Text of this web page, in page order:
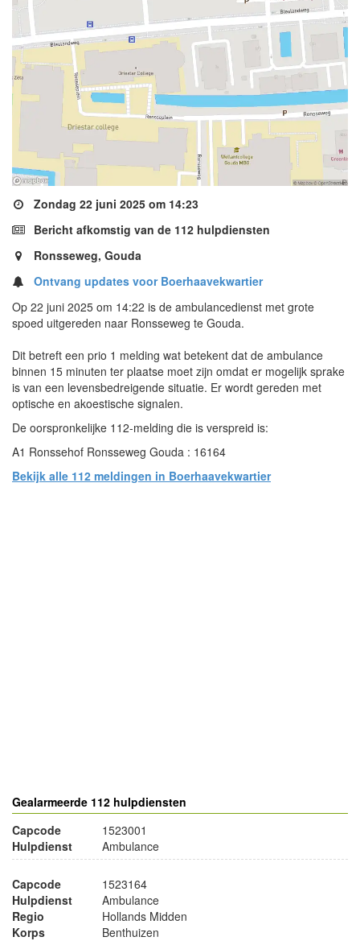
Zondag 22 juni 2025 om 14:23
Bericht afkomstig van de 112 hulpdiensten
Ronsseweg, Gouda
Ontvang updates voor Boerhaavekwartier
Op 22 juni 2025 om 14:22 is de ambulancedienst met grote
spoed uitgereden naar Ronsseweg te Gouda.
Dit betreft een prio 1 melding wat betekent dat de ambulance
binnen 15 minuten ter plaatse moet zijn omdat er mogelijk sprake
is van een levensbedreigende situatie. Er wordt gereden met
optische en akoestische signalen.
De oorspronkelijke 112-melding die is verspreid is:
A1 Ronssehof Ronsseweg Gouda : 16164
Bekijk alle 112 meldingen in Boerhaavekwartier
Gealarmeerde 112 hulpdiensten
Capcode
1523001
Hulpdienst
Ambulance
Capcode
1523164
Hulpdienst
Ambulance
Regio
Hollands Midden
Korps
Benthuizen